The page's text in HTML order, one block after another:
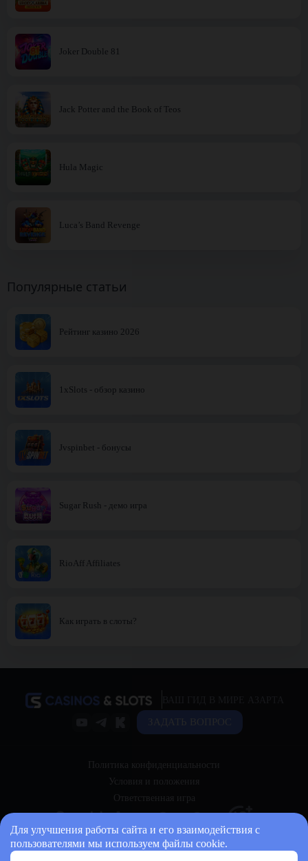
Joker Double 81
Jack Potter and the Book of Teos
Hula Magic
Luca’s Band Revenge
Популярные статьи
Рейтинг казино 2026
1xSlots - обзор казино
Jvspinbet - бонусы
Sugar Rush - демо игра
RioAff Affiliates
Как играть в слоты?
ЗАДАТЬ ВОПРОС
Политика конфиденциальности
Условия и положения
Ответственная игра
Для улучшения работы сайта и его взаимодействия с
пользователями мы используем файлы cookie.